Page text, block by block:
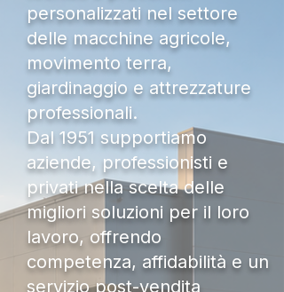
personalizzati nel settore
delle macchine agricole,
movimento terra,
giardinaggio e attrezzature
professionali.
Dal 1951 supportiamo
aziende, professionisti e
privati nella scelta delle
migliori soluzioni per il loro
lavoro, offrendo
competenza, affidabilità e un
servizio post-vendita